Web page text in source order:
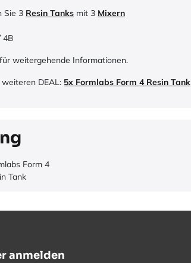
Sie 3 Resin Tanks mit 3 Mixern
4B
weitergehende Informationen.
DEAL: 5x Formlabs Form 4 Resin Tank
Form 4
Tank
anmelden